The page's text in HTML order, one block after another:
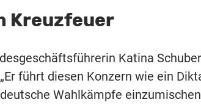
Kreuzfeuer
Katina
führt diesen Konzern wie ein
Wahlkämpfe